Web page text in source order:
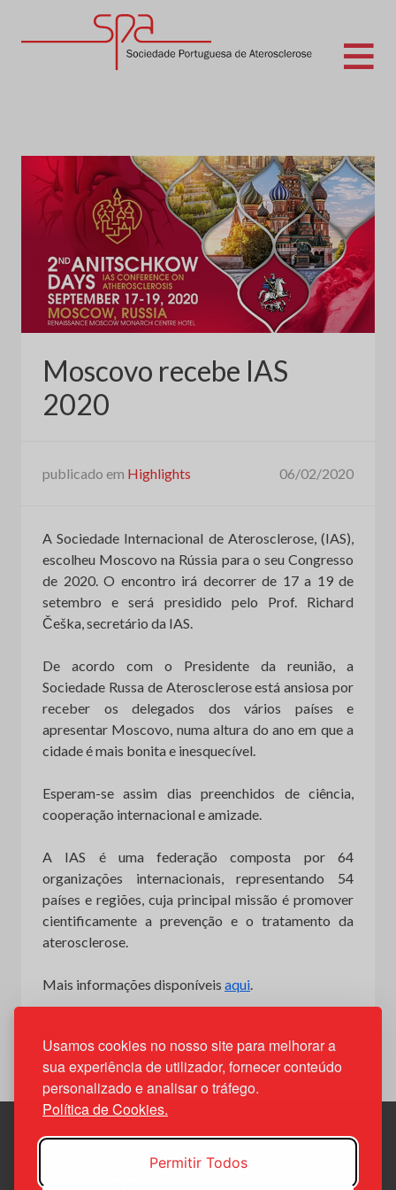
Usamos cookies no nosso site para melhorar a
sua experiência de utilizador, fornecer conteúdo
personalizado e analisar o tráfego.
Política de Cookies.
Permitir Todos
Moscovo recebe IAS
2020
publicado em Highlights 06/02/2020
A Sociedade Internacional de Aterosclerose, (IAS),
escolheu Moscovo na Rússia para o seu Congresso
de 2020. O encontro irá decorrer de 17 a 19 de
setembro e será presidido pelo Prof. Richard
Češka, secretário da IAS.
De acordo com o Presidente da reunião, a
Sociedade Russa de Aterosclerose está ansiosa por
receber os delegados dos vários países e
apresentar Moscovo, numa altura do ano em que a
cidade é mais bonita e inesquecível.
Esperam-se assim dias preenchidos de ciência,
cooperação internacional e amizade.
A IAS é uma federação composta por 64
organizações internacionais, representando 54
países e regiões, cuja principal missão é promover
cientificamente a prevenção e o tratamento da
aterosclerose.
Mais informações disponíveis aqui.
Política de Privacidade Política de Cookies